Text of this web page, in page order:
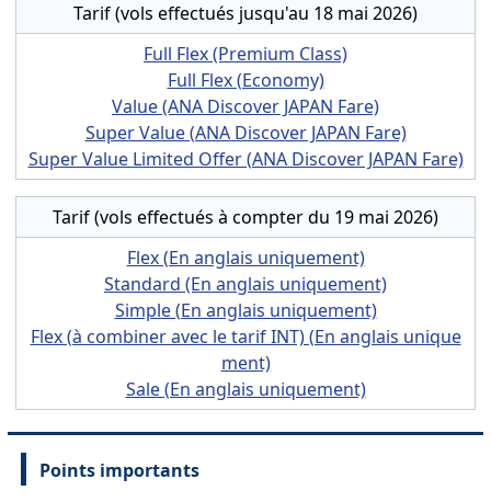
Tarif (vols effectués jusqu'au 18 mai 2026)
Full Flex (Premium Class)
Full Flex (Economy)
Value (ANA Discover JAPAN Fare)
Super Value (ANA Discover JAPAN Fare)
Super Value Limited Offer (ANA Discover JAPAN Fare)
Tarif (vols effectués à compter du 19 mai 2026)
Flex (En anglais uniquement)
Standard (En anglais uniquement)
Simple (En anglais uniquement)
Flex (à combiner avec le tarif INT) (En anglais unique
ment)
Sale (En anglais uniquement)
Points importants